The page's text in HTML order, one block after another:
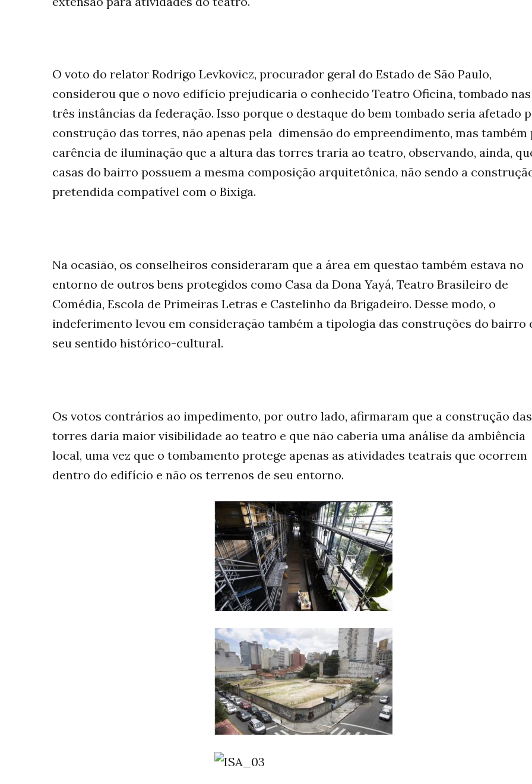
O voto do relator Rodrigo Levkovicz, procurador geral do Estado de São Paulo,
considerou que o novo edifício prejudicaria o conhecido Teatro Oficina, tombado nas
três instâncias da federação. Isso porque o destaque do bem tombado seria afetado
construção das torres, não apenas pela dimensão do empreendimento, mas também
carência de iluminação que a altura das torres traria ao teatro, observando, ainda,
casas do bairro possuem a mesma composição arquitetônica, não sendo a
pretendida compatível com o Bixiga.
Na ocasião, os conselheiros consideraram que a área em questão também estava no
entorno de outros bens protegidos como Casa da Dona Yayá, Teatro Brasileiro de
Comédia, Escola de Primeiras Letras e Castelinho da Brigadeiro. Desse modo, o
indeferimento levou em consideração também a tipologia das construções do bairro
seu sentido histórico-cultural.
Os votos contrários ao impedimento, por outro lado, afirmaram que a construção das
torres daria maior visibilidade ao teatro e que não caberia uma análise da ambiência
local, uma vez que o tombamento protege apenas as atividades teatrais que ocorrem
dentro do edifício e não os terrenos de seu entorno.